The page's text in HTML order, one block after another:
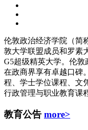
伦敦政治经济学院（简
敦大学联盟成员和罗素
G5超级精英大学。伦敦
在政商界享有卓越口碑
程、学士学位课程、文
行政管理与职业教育课
教育公告 more>